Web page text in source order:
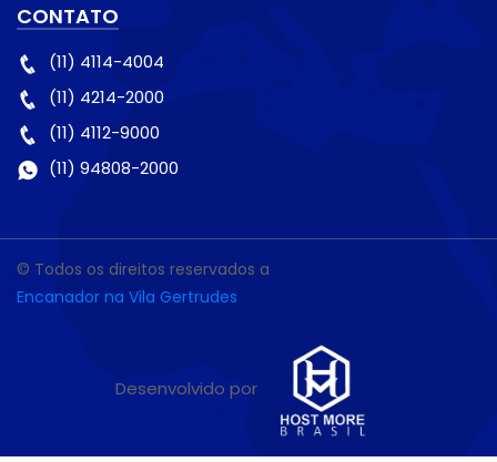
CONTATO
(11) 4114-4004
(11) 4214-2000
(11) 4112-9000
(11) 94808-2000
© Todos os direitos reservados a
Encanador na Vila Gertrudes
Desenvolvido por